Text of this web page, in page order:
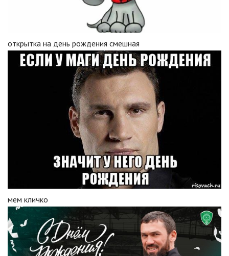
открытка на день рождения смешная
мем кличко